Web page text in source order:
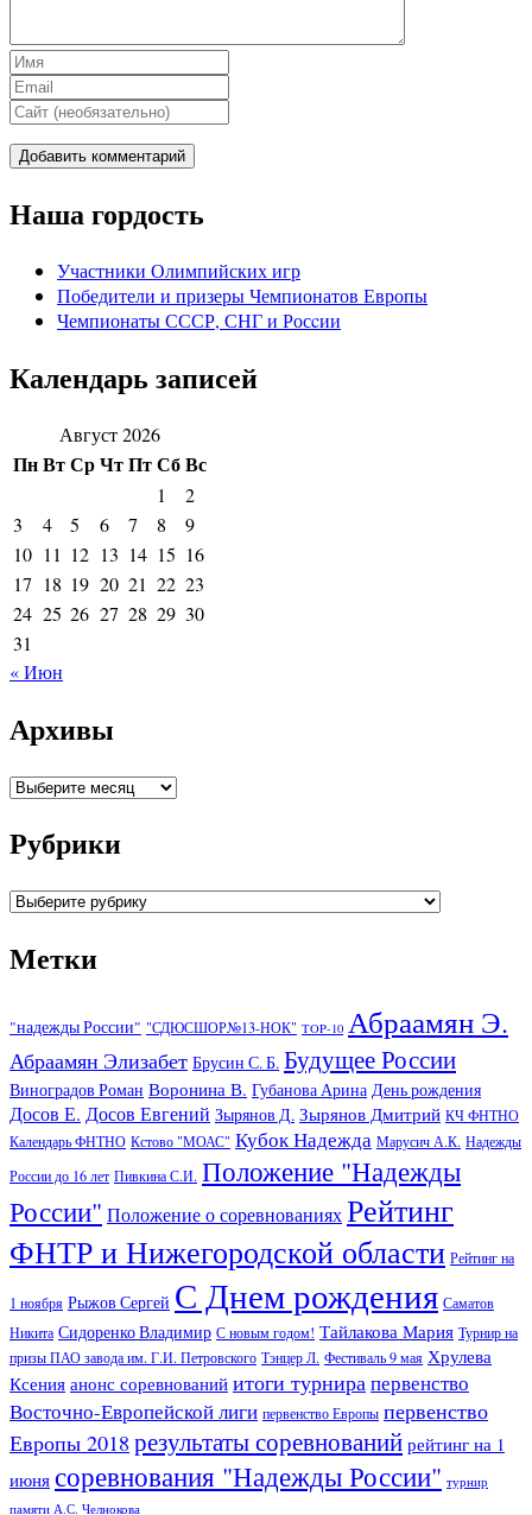
Наша гордость
Участники Олимпийских игр
Победители и призеры Чемпионатов Европы
Чемпионаты СССР, СНГ и Росcии
Календарь записей
Август 2026
ПнВтСрЧтПтСбВс
1
2
3
4 5 6 7 8
9
10 11 12 13 14 15 16
17 18 19 20 21 22 23
24 25 26 27 28 29 30
31
« Июн
Архивы
Архивы
Рубрики
Рубрики
Метки
"надежды России" "СДЮСШОР№13-НОК" TOP-10 Абраамян Э.
Абраамян Элизабет Брусин С. Б. Будущее России
Виноградов Роман Воронина В. Губанова Арина День рождения
Досов Е. Досов Евгений Зырянов Д. Зырянов Дмитрий КЧ ФНТНО
Календарь ФНТНО Кстово "МОАС" Кубок Надежда Марусич А.К. Надежды
России до 16 лет Пивкина С.И. Положение "Надежды
России" Положение о соревнованияхРейтинг
ФНТР и Нижегородской области Рейтинг на
1 ноября Рыжов Сергей С Днем рождения Саматов
Никита Сидоренко Владимир С новым годом! Тайлакова Мария Турнир на
призы ПАО завода им. Г.И. Петровского Тэнцер Л. Фестиваль 9 мая Хрулева
Ксения анонс соревнований итоги турнирапервенство
Восточно-Европейской лиги первенство Европы первенство
Европы 2018 результаты соревнований рейтинг на 1
июня соревнования "Надежды России" турнир
памяти А.С. Челнокова